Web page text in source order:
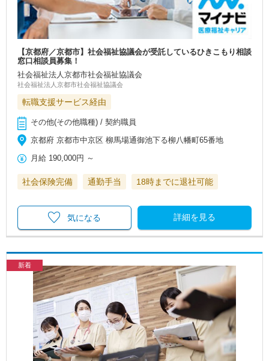
【京都府／京都市】社会福祉協議会が受託しているひきこもり相談
窓口相談員募集！
社会福祉法人京都市社会福祉協議会
社会福祉法人京都市社会福祉協議会
転職支援サービス経由
その他(その他職種) / 契約職員
京都府 京都市中京区 柳馬場通御池下る柳八幡町65番地
月給 190,000円 ～
社会保険完備 通勤手当 18時までに退社可能
詳細を見る
気になる
新着